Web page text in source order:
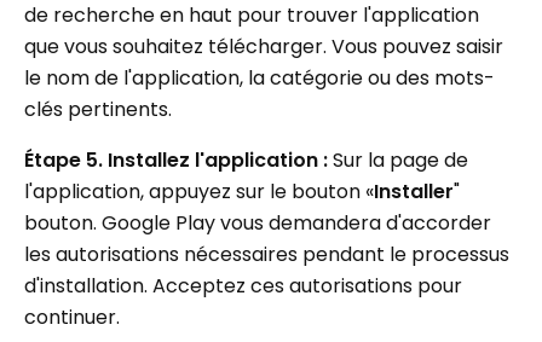
de recherche en haut pour trouver l'application
que vous souhaitez télécharger. Vous pouvez saisir
le nom de l'application, la catégorie ou des mots-
clés pertinents.
Étape 5. Installez l'application :Sur la page de
l'application, appuyez sur le bouton «Installer"
bouton. Google Play vous demandera d'accorder
les autorisations nécessaires pendant le processus
d'installation. Acceptez ces autorisations pour
continuer.